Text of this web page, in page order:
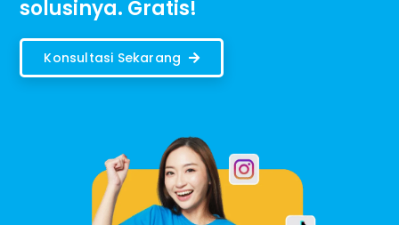
solusinya. Gratis!
Konsultasi Sekarang